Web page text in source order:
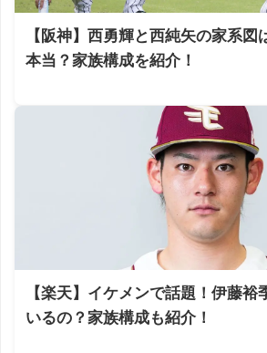
【阪神】西勇輝と西純矢の家系図
本当？家族構成を紹介！
【楽天】イケメンで話題！伊藤裕
いるの？家族構成も紹介！